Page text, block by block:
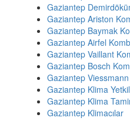
Gaziantep
Gaziantep Ariston
Gaziantep Baymak
Gaziantep Airfel
Gaziantep Vaillant
Gaziantep Bosch
Gaziantep
Gaziantep Klima
Gaziantep Klima
Gaziantep Klimacılar